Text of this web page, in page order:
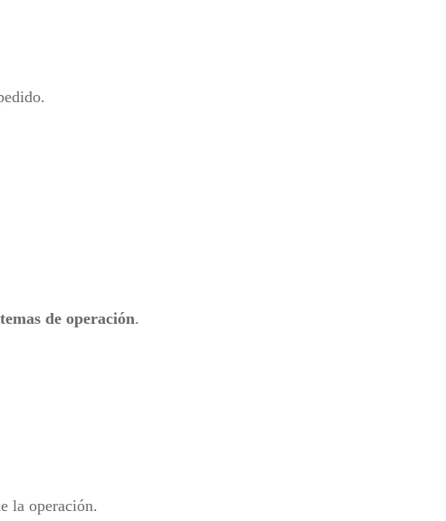
de operación.
la operación.